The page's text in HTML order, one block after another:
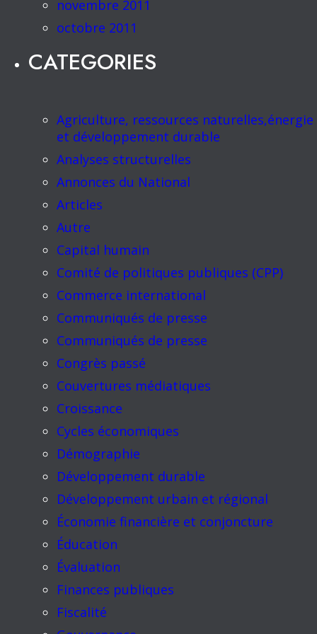
novembre 2011
octobre 2011
CATEGORIES
Agriculture, ressources naturelles,énergie
et développement durable
Analyses structurelles
Annonces du National
Articles
Autre
Capital humain
Comité de politiques publiques (CPP)
Commerce international
Communiqués de presse
Communiqués de presse
Congrès passé
Couvertures médiatiques
Croissance
Cycles économiques
Démographie
Développement durable
Développement urbain et régional
Économie financière et conjoncture
Éducation
Évaluation
Finances publiques
Fiscalité